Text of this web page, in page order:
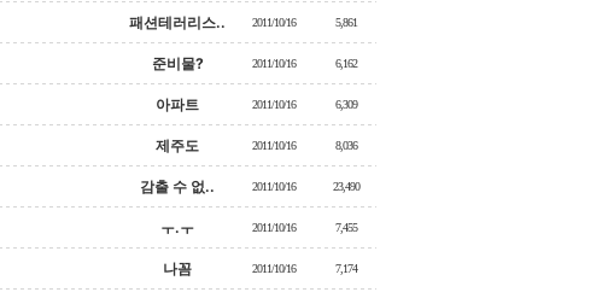
패션테러리스.. 2011/10/16 5,861
준비물? 2011/10/16 6,162
아파트 2011/10/16 6,309
제주도 2011/10/16 8,036
감출 수 없.. 2011/10/16 23,490
ㅜ.ㅜ 2011/10/16 7,455
나꼼 2011/10/16 7,174